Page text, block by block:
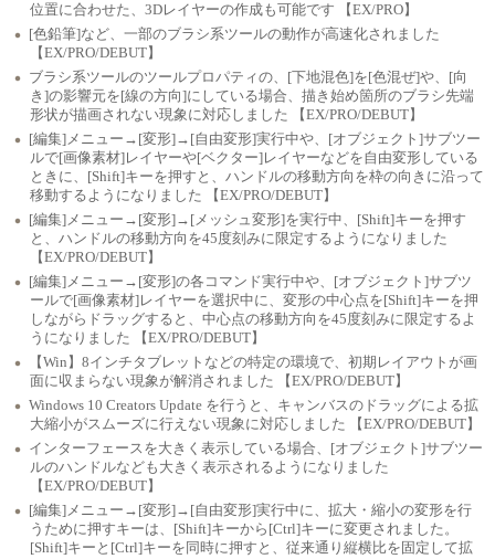
位置に合わせた、3Dレイヤーの作成も可能です 【EX/PRO】
[色鉛筆]など、一部のブラシ系ツールの動作が高速化されました
【EX/PRO/DEBUT】
ブラシ系ツールのツールプロパティの、[下地混色]を[色混ぜ]や、[向
き]の影響元を[線の方向]にしている場合、描き始め箇所のブラシ先端
形状が描画されない現象に対応しました 【EX/PRO/DEBUT】
[編集]メニュー→[変形]→[自由変形]実行中や、[オブジェクト]サブツー
ルで[画像素材]レイヤーや[ベクター]レイヤーなどを自由変形している
ときに、[Shift]キーを押すと、ハンドルの移動方向を枠の向きに沿って
移動するようになりました 【EX/PRO/DEBUT】
[編集]メニュー→[変形]→[メッシュ変形]を実行中、[Shift]キーを押す
と、ハンドルの移動方向を45度刻みに限定するようになりました
【EX/PRO/DEBUT】
[編集]メニュー→[変形]の各コマンド実行中や、[オブジェクト]サブツ
ールで[画像素材]レイヤーを選択中に、変形の中心点を[Shift]キーを押
しながらドラッグすると、中心点の移動方向を45度刻みに限定するよ
うになりました 【EX/PRO/DEBUT】
【Win】8インチタブレットなどの特定の環境で、初期レイアウトが画
面に収まらない現象が解消されました 【EX/PRO/DEBUT】
Windows 10 Creators Update を行うと、キャンバスのドラッグによる拡
大縮小がスムーズに行えない現象に対応しました 【EX/PRO/DEBUT】
インターフェースを大きく表示している場合、[オブジェクト]サブツー
ルのハンドルなども大きく表示されるようになりました
【EX/PRO/DEBUT】
[編集]メニュー→[変形]→[自由変形]実行中に、拡大・縮小の変形を行
うために押すキーは、[Shift]キーから[Ctrl]キーに変更されました。
[Shift]キーと[Ctrl]キーを同時に押すと、従来通り縦横比を固定して拡